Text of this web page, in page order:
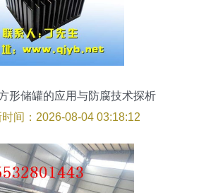
形储罐的应用与防腐技术探析
间：2026-08-04 03:18:12